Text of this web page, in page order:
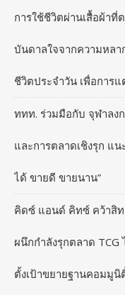
การใช้ชีวิตผ่านเสื้อผ้า
บันดาลใจจากความหลา
ชีวิตประจำวัน เพื่อการ
ททท. ร่วมมือกับ จุฬาลง
และการตลาดเชิงรุก แ
ได้ ขายดี ขายนาน”
คิดซ์ แอนด์ คิทซ์ คว้าสิท
ผนึกกำลังรุกตลาด TCG
ตั้งเป้าขยายฐานคอมมู